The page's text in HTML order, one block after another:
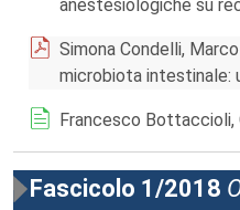
anestesiologiche su
Simona Condelli,
microbiota intestinale:
Francesco Bottaccioli,
Fascicolo 1/2018